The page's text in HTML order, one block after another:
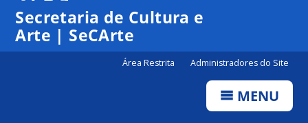
Secretaria de Cultura e
Arte | SeCArte
Área Restrita Administradores do Site
MENU
1:00